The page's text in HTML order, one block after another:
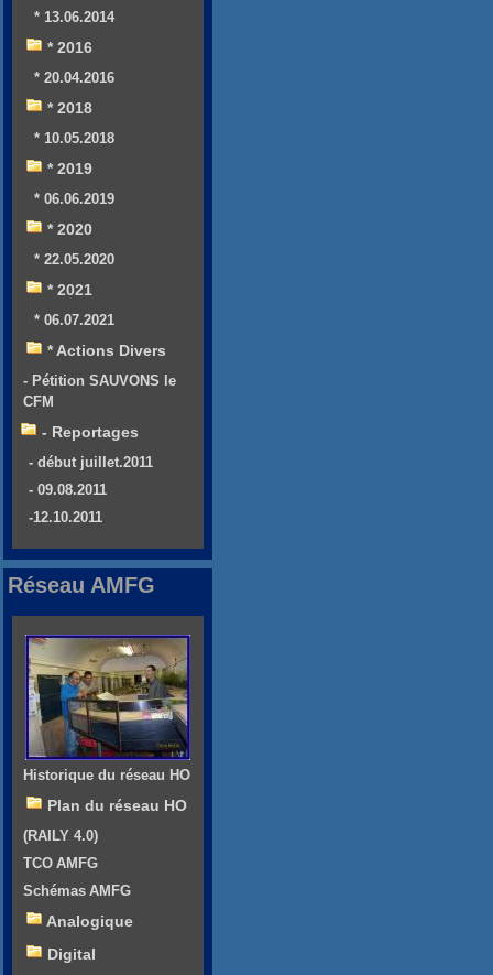
* 13.06.2014
* 2016
* 20.04.2016
* 2018
* 10.05.2018
* 2019
* 06.06.2019
* 2020
* 22.05.2020
* 2021
* 06.07.2021
* Actions Divers
- Pétition SAUVONS le
CFM
- Reportages
- début juillet.2011
- 09.08.2011
-12.10.2011
Réseau AMFG
Historique du réseau HO
Plan du réseau HO
(RAILY 4.0)
TCO AMFG
Schémas AMFG
Analogique
Digital